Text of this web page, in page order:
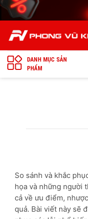
Bỏ
qua
dung
DANH MỤC SẢN
PHẨM
So sánh và khắc
họa và những người
cả về ưu điểm,
quả. Bài viết này sẽ